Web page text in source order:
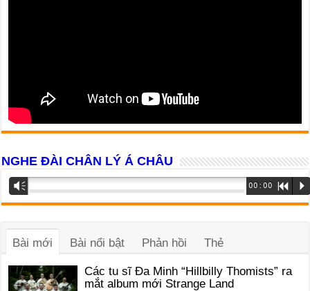
NGHE ĐÀI CHÂN LÝ Á CHÂU
Trình
phát
âm
Vm 00:00 R P
Bài mới Bài nổi bật Phản hồi Thẻ
Các tu sĩ Đa Minh “Hillbilly Thomists” ra
mắt album mới Strange Land